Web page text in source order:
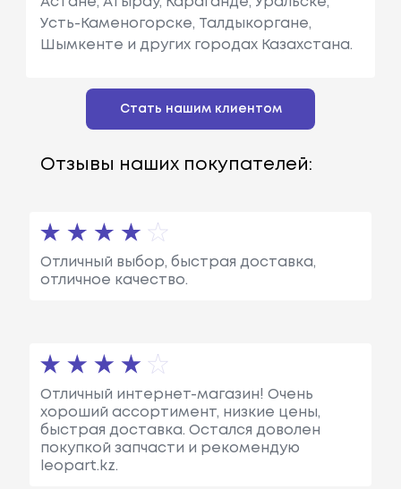
Усть-Каменогорске, Талдыкоргане,
Шымкенте и других городах Казахстана.
Стать нашим клиентом
Отзывы наших покупателей:
Отличный выбор, быстрая доставка,
отличное качество.
Отличный интернет-магазин! Очень
хороший ассортимент, низкие цены,
быстрая доставка. Остался доволен
покупкой запчасти и рекомендую
leopart.kz.